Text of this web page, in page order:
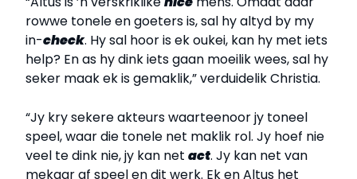
rowwe tonele en goeters is, sal hy altyd by my
in-check. Hy sal hoor is ek oukei, kan hy met iets
help? En as hy dink iets gaan moeilik wees, sal hy
seker maak ek is gemaklik,” verduidelik Christia.
“Jy kry sekere akteurs waarteenoor jy toneel
speel, waar die tonele net maklik rol. Jy hoef nie
veel te dink nie, jy kan net act. Jy kan net van
mekaar af speel en dit werk. Ek en Altus het